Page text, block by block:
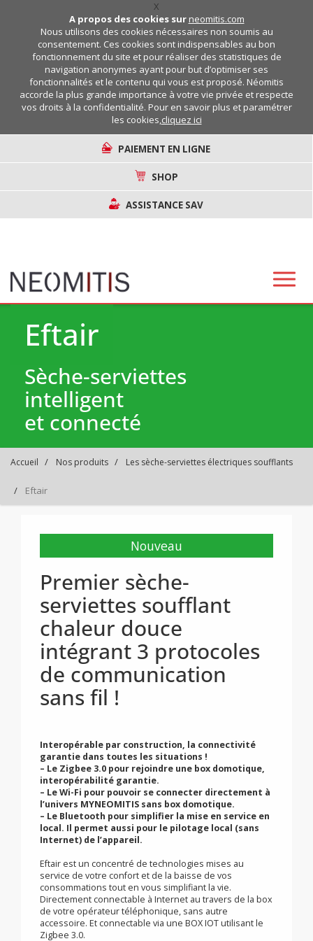
X
A propos des cookies sur neomitis.com
Nous utilisons des cookies nécessaires non soumis au
consentement. Ces cookies sont indispensables au bon
fonctionnement du site et pour réaliser des statistiques de
navigation anonymes ayant pour but d’optimiser ses
fonctionnalités et le contenu qui vous est proposé. Néomitis
accorde la plus grande importance à votre vie privée et respecte
vos droits à la confidentialité. Pour en savoir plus et paramétrer
les cookies,cliquez ici
PAIEMENT EN LIGNE
SHOP
ASSISTANCE SAV
Eftair
Sèche-serviettes
intelligent
et connecté
Accueil Nos produits Les sèche-serviettes électriques soufflants
Eftair
Nouveau
Premier sèche-
serviettes soufflant
chaleur douce
de communication
sans fil !
Interopérable par construction, la connectivité
garantie dans toutes les situations !
interopérabilité garantie.
–Le Wi-Fi pour pouvoir se connecter directement à
l’univers MYNEOMITIS sans box domotique.
– Le Bluetooth pour simplifier la mise en service en
local. Il permet aussi pour le pilotage local (sans
Internet) de l’appareil.